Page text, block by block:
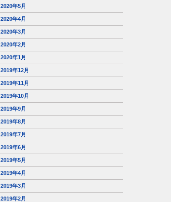
2020年5月
2020年4月
2020年3月
2020年2月
2020年1月
2019年12月
2019年11月
2019年10月
2019年9月
2019年8月
2019年7月
2019年6月
2019年5月
2019年4月
2019年3月
2019年2月